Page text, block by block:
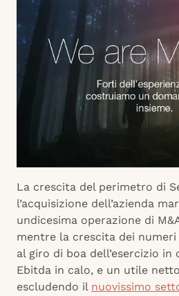
La crescita del perimetro di
l’acquisizione dell’azienda
undicesima operazione di
mentre la crescita dei
al giro di boa dell’esercizio in
Ebitda in calo, e un utile
escludendo il nuovissimo